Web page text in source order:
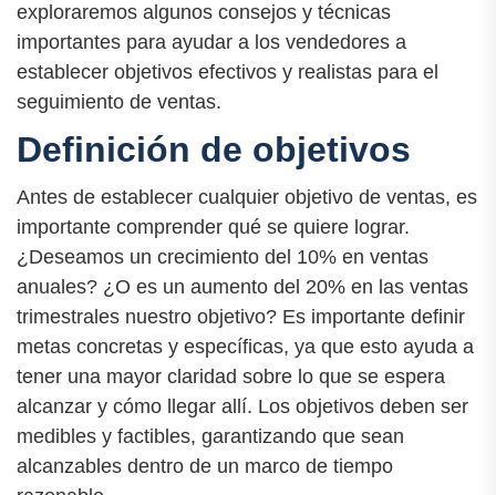
exploraremos algunos consejos y técnicas
importantes para ayudar a los vendedores a
establecer objetivos efectivos y realistas para el
seguimiento de ventas.
Definición de objetivos
Antes de establecer cualquier objetivo de ventas, es
importante comprender qué se quiere lograr.
¿Deseamos un crecimiento del 10% en ventas
anuales? ¿O es un aumento del 20% en las ventas
trimestrales nuestro objetivo? Es importante definir
metas concretas y específicas, ya que esto ayuda a
tener una mayor claridad sobre lo que se espera
alcanzar y cómo llegar allí. Los objetivos deben ser
medibles y factibles, garantizando que sean
alcanzables dentro de un marco de tiempo